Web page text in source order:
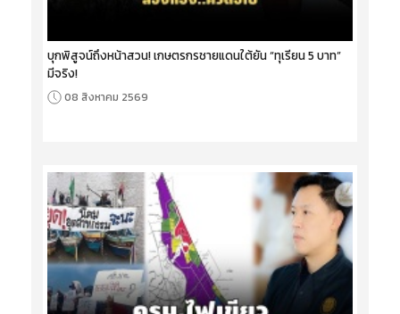
บุกพิสูจน์ถึงหน้าสวน! เกษตรกรชายแดนใต้ยัน “ทุเรียน 5 บาท”
มีจริง!
08 สิงหาคม 2569